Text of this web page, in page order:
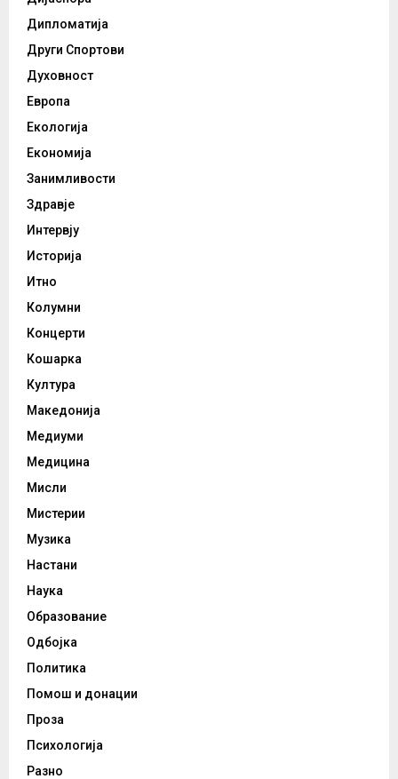
Дипломатија
Други Спортови
Духовност
Европа
Екологија
Економија
Занимливости
Здравје
Интервју
Историја
Итно
Колумни
Концерти
Кошарка
Култура
Македонија
Медиуми
Медицина
Мисли
Мистерии
Музика
Настани
Наука
Образование
Одбојка
Политика
Помош и донации
Проза
Психологија
Разно